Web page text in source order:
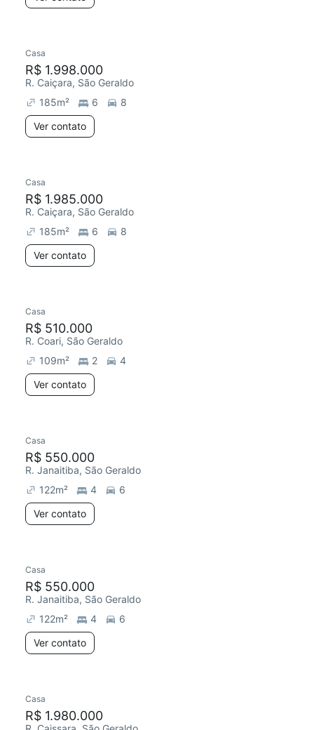
Casa
R$ 1.998.000
R. Caiçara, São Geraldo
185m² 6
8
Ver contato
Casa
R$ 1.985.000
R. Caiçara, São Geraldo
185m² 6
8
Ver contato
Casa
R$ 510.000
R. Coari, São Geraldo
109m² 2
4
Ver contato
Casa
R$ 550.000
R. Janaitiba, São Geraldo
122m² 4
6
Ver contato
Casa
R$ 550.000
R. Janaitiba, São Geraldo
122m² 4
6
Ver contato
Casa
R$ 1.980.000